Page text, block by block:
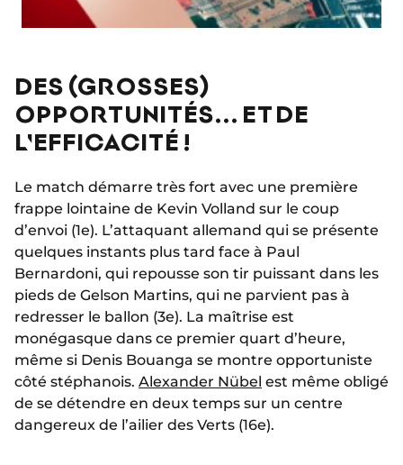
DES (GROSSES)
OPPORTUNITÉS... ET DE
L'EFFICACITÉ !
Le match démarre très fort avec une première
frappe lointaine de Kevin Volland sur le coup
d’envoi (1e). L’attaquant allemand qui se présente
quelques instants plus tard face à Paul
Bernardoni, qui repousse son tir puissant dans les
pieds de Gelson Martins, qui ne parvient pas à
redresser le ballon (3e). La maîtrise est
monégasque dans ce premier quart d’heure,
même si Denis Bouanga se montre opportuniste
côté stéphanois. Alexander Nübel est même obligé
de se détendre en deux temps sur un centre
dangereux de l’ailier des Verts (16e).